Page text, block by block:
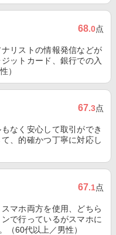
68.0点
リストの情報発信などが
ットカード、銀行での入
）
67.3点
なく安心して取引ができ
、的確かつ丁寧に対応し
67.1点
マホ両方を使用、どちら
で行っているがスマホに
（60代以上／男性）